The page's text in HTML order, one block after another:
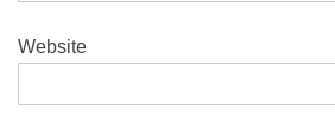
Website